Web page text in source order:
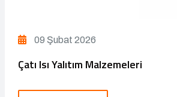
09 Şubat 2026
Çatı Isı Yalıtım Malzemeleri